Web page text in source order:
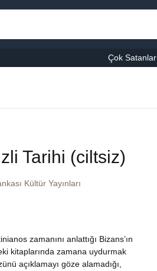
Çok Satanlar
Tarihi (ciltsiz)
Kültür Yayınları
zamanını anlattığı Bizans’ın
kitaplarında zamana uydurmak
açıklamayı göze alamadığı,